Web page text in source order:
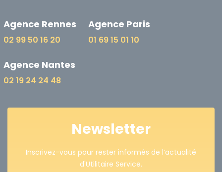
Agence Rennes
02 99 50 16 20
Agence Paris
01 69 15 01 10
Agence Nantes
02 19 24 24 48
Newsletter
Inscrivez-vous pour rester informés de l’actualité
d'Utilitaire Service.